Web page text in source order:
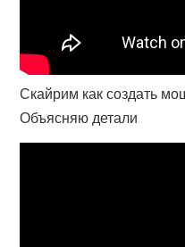
Скайрим как создать
Объясняю детали